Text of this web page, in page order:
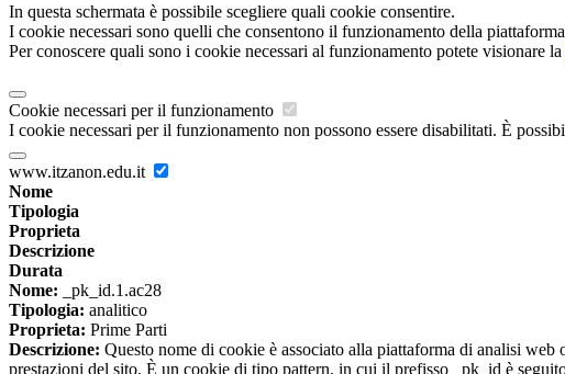
In questa schermata è possibile scegliere quali cookie consentire.
I cookie necessari sono quelli che consentono il funzionamento della
Per conoscere quali sono i cookie necessari al funzionamento potete visionare la
Cookie necessari per il funzionamento
I cookie necessari per il funzionamento non possono essere disabilitati. È
www.itzanon.edu.it
Nome
Tipologia
Proprieta
Descrizione
Durata
Nome: _pk_id.1.ac28
Tipologia: analitico
Proprieta: Prime Parti
Descrizione: Questo nome di cookie è associato alla piattaforma di analisi
prestazioni del sito. È un cookie di tipo pattern, in cui il prefisso _pk_id è